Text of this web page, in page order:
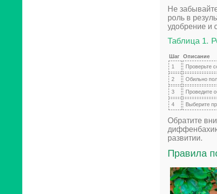
Не
роль в
удобрение и
Таблица 1.
Шаг Описание
1
Проверьте
2 Обильно
3 Проведите
4 Выберите
Обратите
диффенбахию
развитии.
Правила